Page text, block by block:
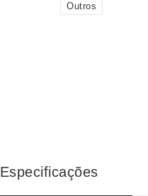
Outros
Especificações